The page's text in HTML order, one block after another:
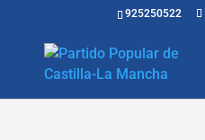
925250522